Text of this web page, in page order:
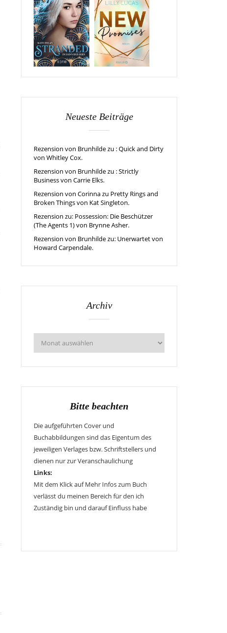
Neueste Beiträge
Rezension von Brunhilde zu : Quick and Dirty
von Whitley Cox.
Rezension von Brunhilde zu : Strictly
Business von Carrie Elks.
Rezension von Corinna zu Pretty Rings and
Broken Things von Kat Singleton.
Rezension zu: Possession: Die Beschützer
(The Agents 1) von Brynne Asher.
Rezension von Brunhilde zu: Unerwartet von
Howard Carpendale.
Archiv
Bitte beachten
Die aufgeführten Cover und
Buchabbildungen sind das Eigentum des
jeweiligen Verlages bzw. Schriftstellers und
dienen nur zur Veranschaulichung
Links:
Mit dem Klick auf Mehr Infos zum Buch
verlässt du meinen Bereich für den ich
Zuständig bin und darauf Einfluss habe